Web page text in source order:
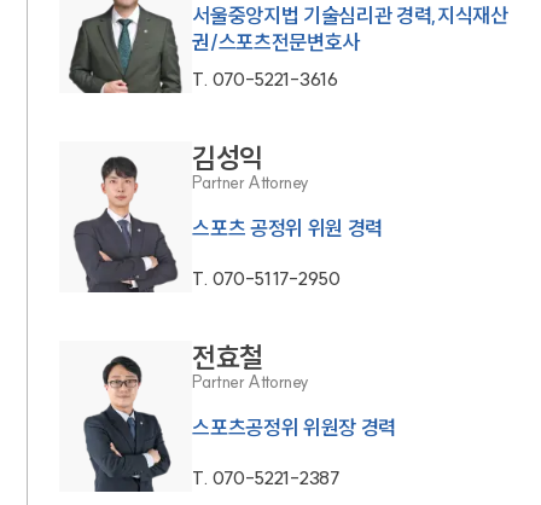
서울중앙지법 기술심리관 경력,지식재산
권/스포츠전문변호사
T. 070-5221-3616
김성익
Partner Attorney
스포츠 공정위 위원 경력
T. 070-5117-2950
전효철
Partner Attorney
스포츠공정위 위원장 경력
T. 070-5221-2387